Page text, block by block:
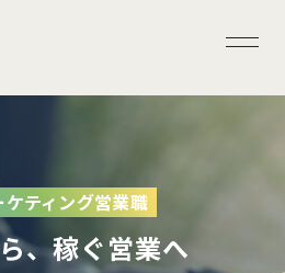
ティング営業職
、稼ぐ営業へ